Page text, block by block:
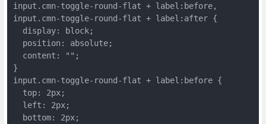
input.cmn-toggle-round-flat + label:before,
input.cmn-toggle-round-flat + label:after {
  display: block;
  position: absolute;
  content: "";
}
input.cmn-toggle-round-flat + label:before {
  top: 2px;
  left: 2px;
  bottom: 2px;